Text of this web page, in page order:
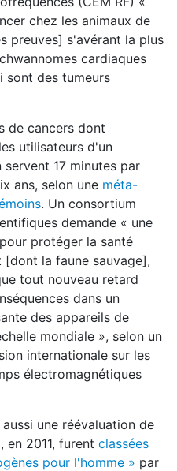
chez les animaux de
preuves] s'avérant la plus
cardiaques
sont des tumeurs
de cancers dont
utilisateurs d'un
17 minutes par
ans, selon une méta-
. Un consortium
demande « une
protéger la santé
la faune sauvage],
tout nouveau retard
dans un
des appareils de
mondiale », selon un
internationale sur les
électromagnétiques
une réévaluation de
2011, furent classées
pour l'homme » par